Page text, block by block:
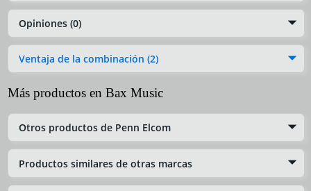
Opiniones (0)
Ventaja de la combinación (2)
Más productos en Bax Music
Otros productos de Penn Elcom
Productos similares de otras marcas